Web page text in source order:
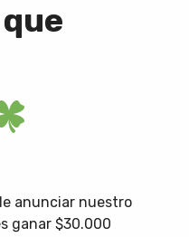
anunciar nuestro
ganar $30.000